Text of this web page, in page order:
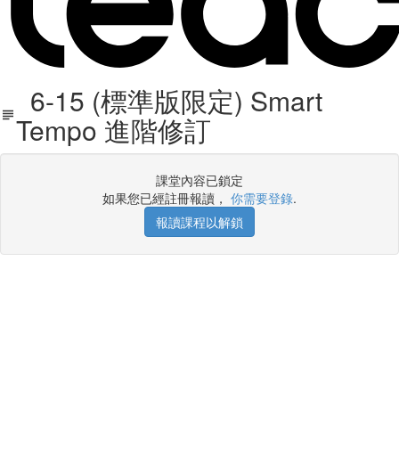
6-15 (標準版限定) Smart
Tempo 進階修訂
課堂內容已鎖定
如果您已經註冊報讀， 你需要登錄.
報讀課程以解鎖